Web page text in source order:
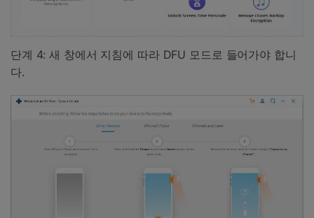
단계 4: 새 창에서 지침에 따라 DFU 모드로 들어가야 합니
다.